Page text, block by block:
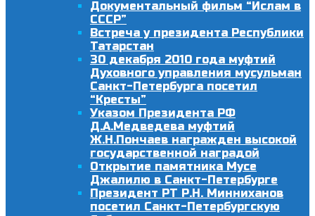
Документальный фильм “Ислам в
СССР”
Встреча у президента Республики
Татарстан
30 декабря 2010 года муфтий
Духовного управления мусульман
Санкт-Петербурга посетил
“Кресты”
Указом Президента РФ
Д.А.Медведева муфтий
Ж.Н.Пончаев награжден высокой
государственной наградой
Открытие памятника Мусе
Джалилю в Санкт-Петербурге
Президент РТ Р.Н. Минниханов
посетил Санкт-Петербургскую